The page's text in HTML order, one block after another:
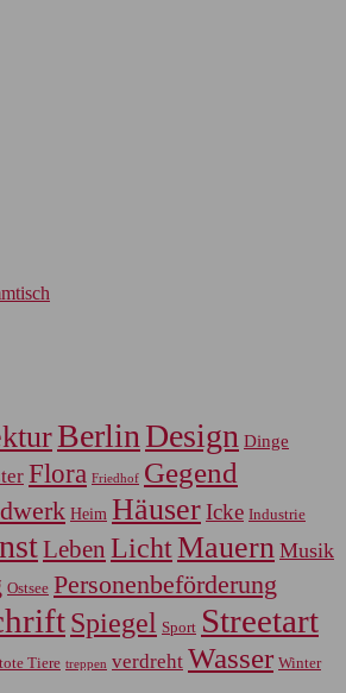
Berlin Design Dinge
Flora Friedhof Gegend
Heim HäuserIcke Industrie
Leben LichtMauern Musik
Ostsee Personenbeförderung
Spiegel Sport Streetart
tote Tiere treppen verdreht Wasser Winter